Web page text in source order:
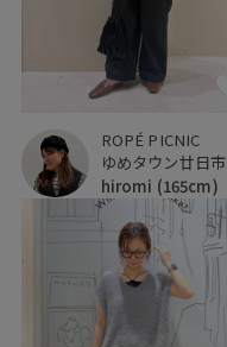
ROPÉ PICNIC
ゆめタウン廿日市
hiromi (165cm)